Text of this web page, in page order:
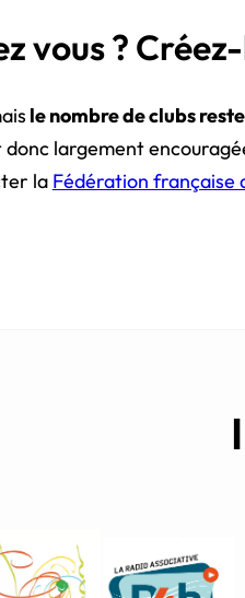
vous ?
le nombre de clubs
largement
la Fédération française